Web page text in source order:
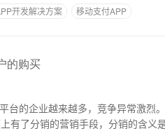
开发解决方案
移动支付APP
的购买
台的企业越来越多，竞争异常激烈
有了分销的营销手段，分销的含义